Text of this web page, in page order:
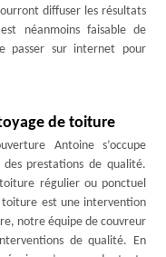
diffuser les résultats
néanmoins faisable de
passer sur internet pour
de toiture
Antoine s’occupe
prestations de qualité.
régulier ou ponctuel
toiture est une intervention
notre équipe de couvreur
de qualité. En